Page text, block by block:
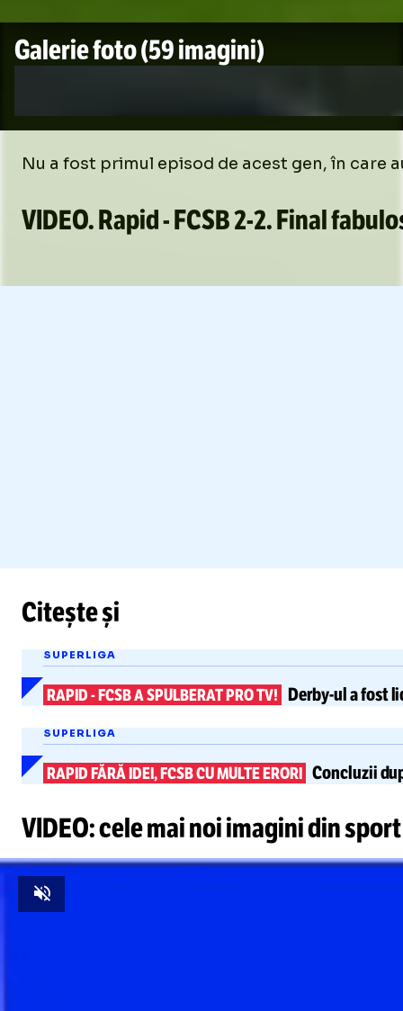
Galerie foto(59 imagini)
Nu a fost primul episod de acest gen, în care
VIDEO.Rapid - FCSB2-2. Final
Loaded :
Citește și
SUPERLIGA
RAPID-FCSB A SPULBERAT PRO TV! Derby-ula fost
SUPERLIGA
RAPID FĂRĂ IDEI, FCSB CU MULTE ERORI Concluzii
VIDEO: cele mai noi imagini din sport
Unmute